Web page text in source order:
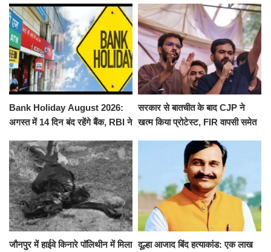
निलंबित
जलाभिषेक
Bank Holiday August 2026:
अगस्त में 14 दिन बंद रहेंगे बैंक, RBI ने
सरकार से बातचीत के बाद CJP ने
खत्म किया प्रोटेस्ट, FIR वापसी समेत
जौनपुर में हाईवे किनारे पॉलिथीन में मिला दूल्हा आजाद बिंद हत्याकांड: एक लाख